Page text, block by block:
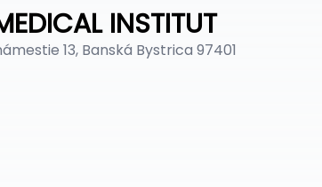
INSTITUT
13, Banská Bystrica 97401